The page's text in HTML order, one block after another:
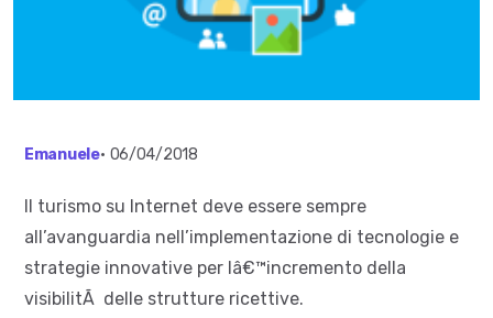
Emanuele• 06/04/2018
Il turismo su Internet deve essere sempre
all’avanguardia nell’implementazione di tecnologie e
strategie innovative per lâ€™incremento della
visibilitÃ delle strutture ricettive.